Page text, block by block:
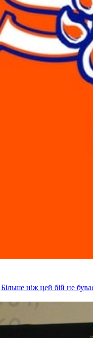
Більше ніж цей бій не